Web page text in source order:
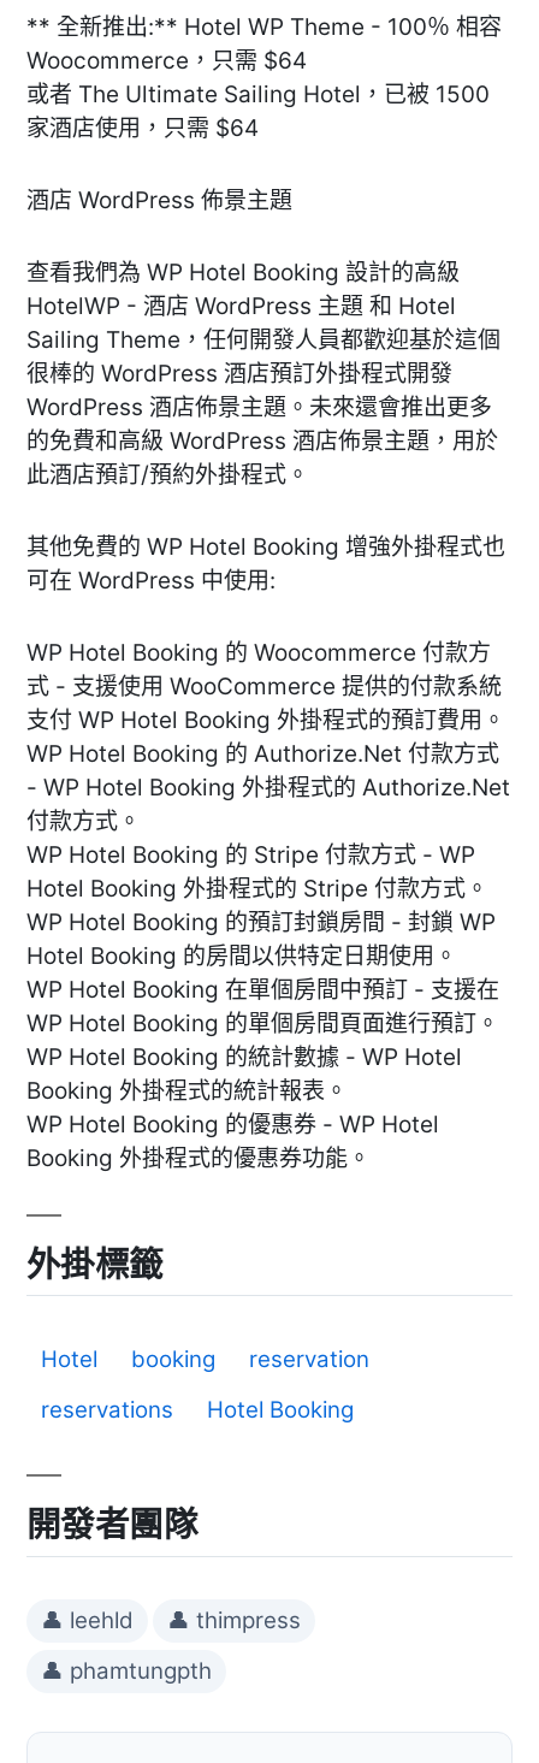
** 全新推出:** Hotel WP Theme - 100％ 相容
Woocommerce，只需 $64
或者 The Ultimate Sailing Hotel，已被 1500
家酒店使用，只需 $64
酒店 WordPress 佈景主題
查看我們為 WP Hotel Booking 設計的高級
HotelWP - 酒店 WordPress 主題 和 Hotel
Sailing Theme，任何開發人員都歡迎基於這個
很棒的 WordPress 酒店預訂外掛程式開發
WordPress 酒店佈景主題。未來還會推出更多
的免費和高級 WordPress 酒店佈景主題，用於
此酒店預訂/預約外掛程式。
其他免費的 WP Hotel Booking 增強外掛程式也
可在 WordPress 中使用:
WP Hotel Booking 的 Woocommerce 付款方
式 - 支援使用 WooCommerce 提供的付款系統
支付 WP Hotel Booking 外掛程式的預訂費用。
WP Hotel Booking 的 Authorize.Net 付款方式
- WP Hotel Booking 外掛程式的 Authorize.Net
付款方式。
WP Hotel Booking 的 Stripe 付款方式 - WP
Hotel Booking 外掛程式的 Stripe 付款方式。
WP Hotel Booking 的預訂封鎖房間 - 封鎖 WP
Hotel Booking 的房間以供特定日期使用。
WP Hotel Booking 在單個房間中預訂 - 支援在
WP Hotel Booking 的單個房間頁面進行預訂。
WP Hotel Booking 的統計數據 - WP Hotel
Booking 外掛程式的統計報表。
WP Hotel Booking 的優惠券 - WP Hotel
Booking 外掛程式的優惠券功能。
外掛標籤
Hotel booking
reservation
reservations
Hotel Booking
開發者團隊
👤 leehld
👤 thimpress
👤 phamtungpth